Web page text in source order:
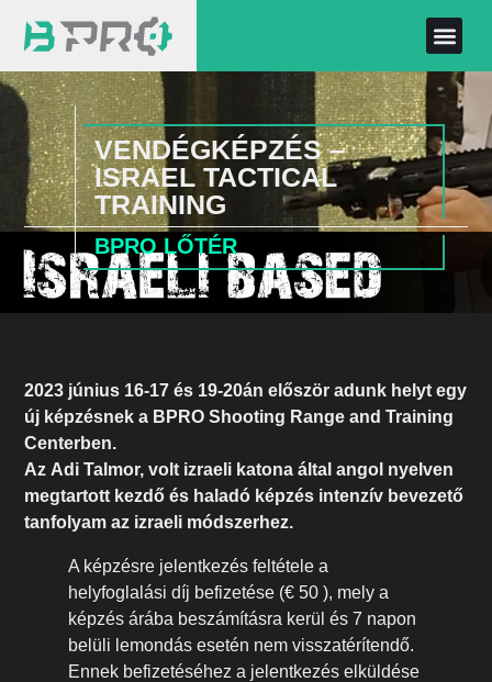
VENDÉGKÉPZÉS –
ISRAEL TACTICAL
TRAINING
BPRO LŐTÉR
2023 június 16-17 és 19-20án először adunk helyt egy
új képzésnek a BPRO Shooting Range and Training
Centerben.
Az Adi Talmor, volt izraeli katona által angol nyelven
megtartott kezdő és haladó képzés intenzív bevezető
tanfolyam az izraeli módszerhez.
A képzésre jelentkezés feltétele a
helyfoglalási díj befizetése (€ 50 ), mely a
képzés árába beszámításra kerül és 7 napon
belüli lemondás esetén nem visszatérítendő.
Ennek befizetéséhez a jelentkezés elküldése